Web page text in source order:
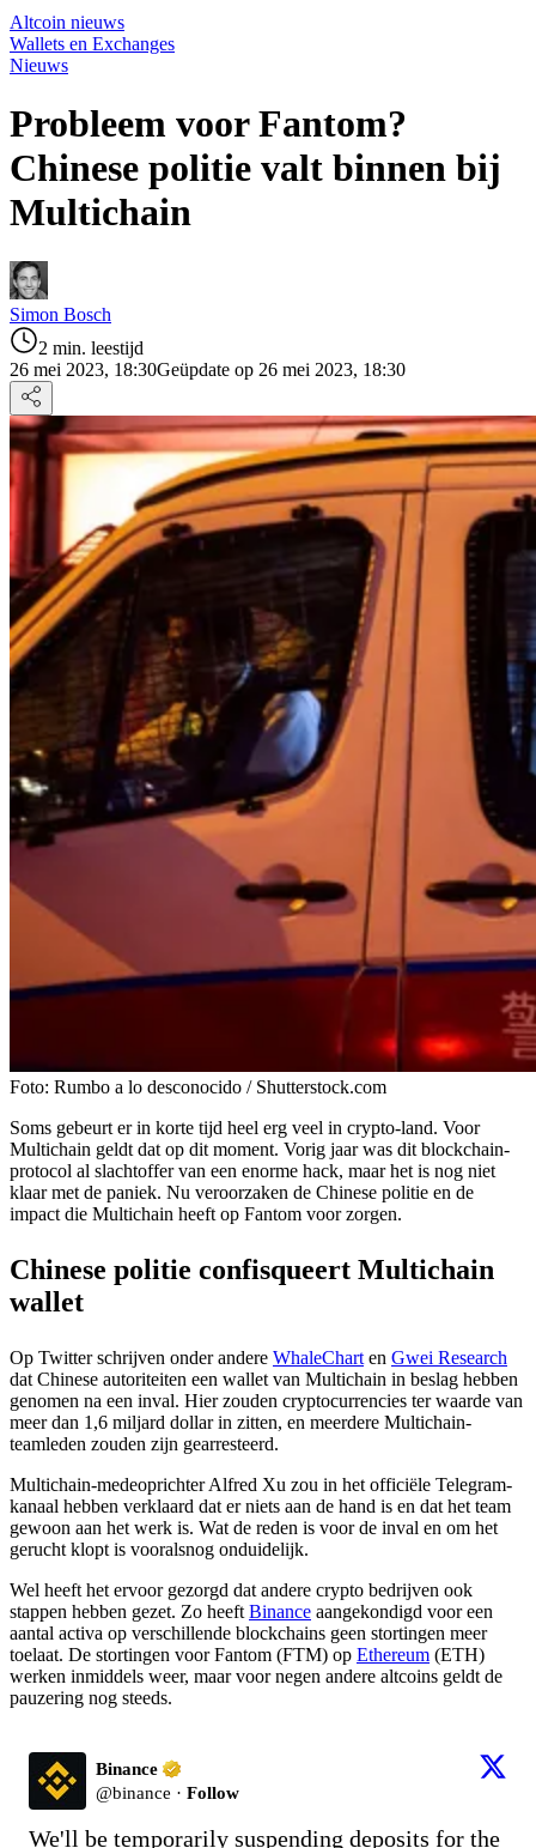
Altcoin nieuws
Wallets en Exchanges
Nieuws
Probleem voor Fantom?
Chinese politie valt binnen bij
Multichain
Simon Bosch
2 min. leestijd
26 mei 2023, 18:30Geüpdate op 26 mei 2023, 18:30
Foto: Rumbo a lo desconocido / Shutterstock.com
Soms gebeurt er in korte tijd heel erg veel in crypto-land. Voor
Multichain geldt dat op dit moment. Vorig jaar was dit blockchain-
protocol al slachtoffer van een enorme hack, maar het is nog niet
klaar met de paniek. Nu veroorzaken de Chinese politie en de
impact die Multichain heeft op Fantom voor zorgen.
Chinese politie confisqueert Multichain
wallet
Op Twitter schrijven onder andere WhaleChart en Gwei Research
dat Chinese autoriteiten een wallet van Multichain in beslag hebben
genomen na een inval. Hier zouden cryptocurrencies ter waarde van
meer dan 1,6 miljard dollar in zitten, en meerdere Multichain-
teamleden zouden zijn gearresteerd.
Multichain-medeoprichterAlfred Xu zou in het officiële Telegram-
kanaal hebben verklaard dat er niets aan de hand is en dat het team
gewoon aan het werk is. Wat de reden is voor de inval en om het
gerucht klopt is vooralsnog onduidelijk.
Wel heeft het ervoor gezorgd dat andere crypto bedrijven ook
stappen hebben gezet. Zo heeft Binance aangekondigd voor een
aantal activa op verschillende blockchains geen stortingen meer
toelaat. De stortingen voor Fantom (FTM) op Ethereum (ETH)
werken inmiddels weer, maar voor negen andere altcoins geldt de
pauzering nog steeds.
Binance
@binance · Follow
We'll be temporarily suspending deposits for the